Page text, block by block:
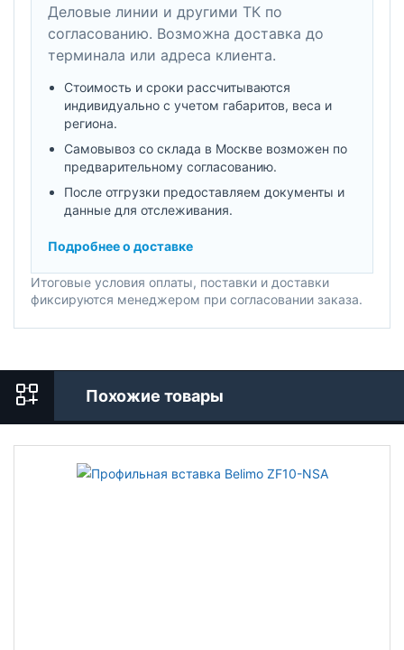
Деловые линии и другими ТК по
согласованию. Возможна доставка до
терминала или адреса клиента.
Стоимость и сроки рассчитываются
индивидуально с учетом габаритов, веса и
региона.
Самовывоз со склада в Москве возможен по
предварительному согласованию.
После отгрузки предоставляем документы и
данные для отслеживания.
Подробнее о доставке
Итоговые условия оплаты, поставки и доставки
фиксируются менеджером при согласовании заказа.
Похожие товары